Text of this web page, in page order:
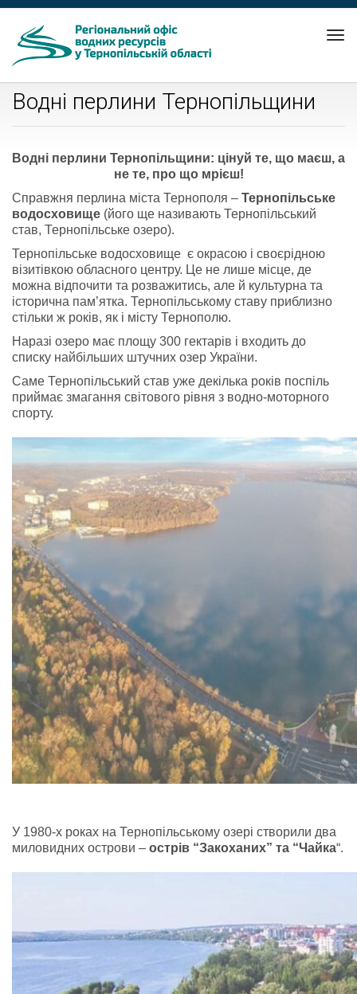
Водні перлини Тернопільщини
Водні перлини Тернопільщини: цінуй те, що маєш, а
не те, про що мрієш!
Справжня перлина міста Тернополя – Тернопільське
водосховище (його ще називають Тернопільський
став, Тернопільське озеро).
Тернопільське водосховище є окрасою і своєрідною
візитівкою обласного центру. Це не лише місце, де
можна відпочити та розважитись, але й культурна та
історична пам’ятка. Тернопільському ставу приблизно
стільки ж років, як і місту Тернополю.
Наразі озеро має площу 300 гектарів і входить до
списку найбільших штучних озер України.
Саме Тернопільський став уже декілька років поспіль
приймає змагання світового рівня з водно-моторного
спорту.
У 1980-х роках на Тернопільському озері створили два
миловидних острови – острів “Закоханих” та “Чайка“.